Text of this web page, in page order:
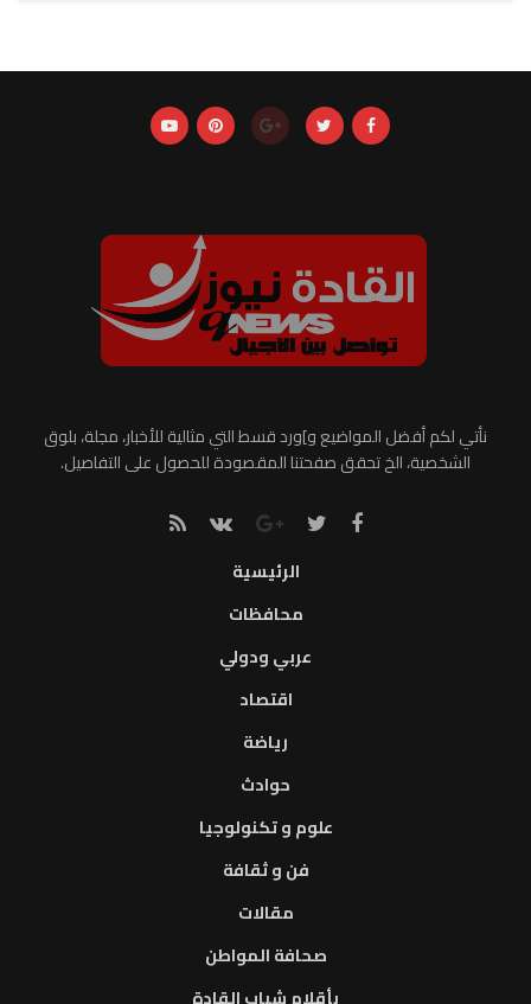
نأتي لكم أفضل المواضيع و]ورد قسط التي مثالية للأخبار، مجلة، بلوق
الشخصية، الخ تحقق صفحتنا المقصودة للحصول على التفاصيل.
الرئيسية
محافظات
عربي ودولي
اقتصاد
رياضة
حوادث
علوم و تكنولوجيا
فن و ثقافة
مقالات
صحافة المواطن